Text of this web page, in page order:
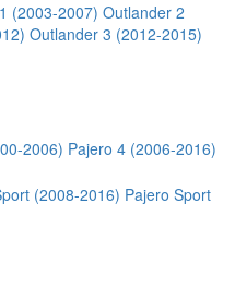
(2003-2007) Outlander 2
Outlander 3 (2012-2015)
2006) Pajero 4 (2006-2016)
(2008-2016) Pajero Sport